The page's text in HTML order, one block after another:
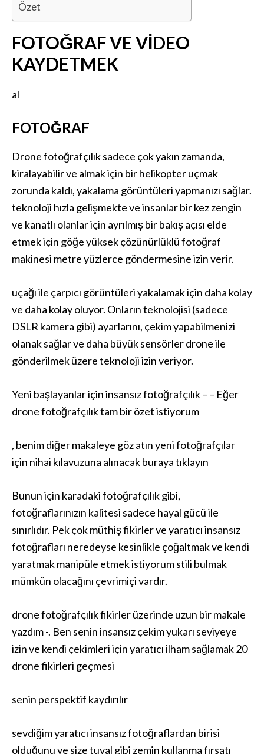
Özet
FOTOĞRAF VE VIDEO
KAYDETMEK
al
FOTOĞRAF
Drone fotoğrafçılık sadece çok yakın zamanda,
kiralayabilir ve almak için bir helikopter uçmak
zorunda kaldı, yakalama görüntüleri yapmanızı sağlar.
teknoloji hızla gelişmekte ve insanlar bir kez zengin
ve kanatlı olanlar için ayrılmış bir bakış açısı elde
etmek için göğe yüksek çözünürlüklü fotoğraf
makinesi metre yüzlerce göndermesine izin verir.
uçağı ile çarpıcı görüntüleri yakalamak için daha kolay
ve daha kolay oluyor. Onların teknolojisi (sadece
DSLR kamera gibi) ayarlarını, çekim yapabilmenizi
olanak sağlar ve daha büyük sensörler drone ile
gönderilmek üzere teknoloji izin veriyor.
Yeni başlayanlar için insansız fotoğrafçılık – – Eğer
drone fotoğrafçılık tam bir özet istiyorum
, benim diğer makaleye göz atın yeni fotoğrafçılar
için nihai kılavuzuna alınacak buraya tıklayın
Bunun için karadaki fotoğrafçılık gibi,
fotoğraflarınızın kalitesi sadece hayal gücü ile
sınırlıdır. Pek çok müthiş fikirler ve yaratıcı insansız
fotoğrafları neredeyse kesinlikle çoğaltmak ve kendi
yaratmak manipüle etmek istiyorum stili bulmak
mümkün olacağını çevrimiçi vardır.
drone fotoğrafçılık fikirler üzerinde uzun bir makale
yazdım -. Ben senin insansız çekim yukarı seviyeye
izin ve kendi çekimleri için yaratıcı ilham sağlamak 20
drone fikirleri geçmesi
senin perspektif kaydırılır
sevdiğim yaratıcı insansız fotoğraflardan birisi
olduğunu ve size tuval gibi zemin kullanma fırsatı